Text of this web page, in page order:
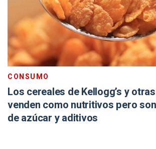
CONSUMO
Los cereales de Kellogg’s y
venden como nutritivos pero
de azúcar y aditivos